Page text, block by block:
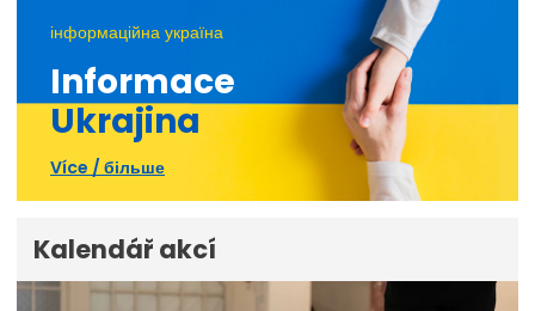
інформаційна україна
Informace
Ukrajina
Více / більше
Kalendář akcí